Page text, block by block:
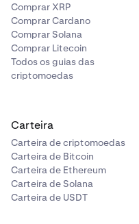
Comprar XRP
Comprar Cardano
Comprar Solana
Comprar Litecoin
Todos os guias das
criptomoedas
Carteira
Carteira de criptomoedas
Carteira de Bitcoin
Carteira de Ethereum
Carteira de Solana
Carteira de USDT